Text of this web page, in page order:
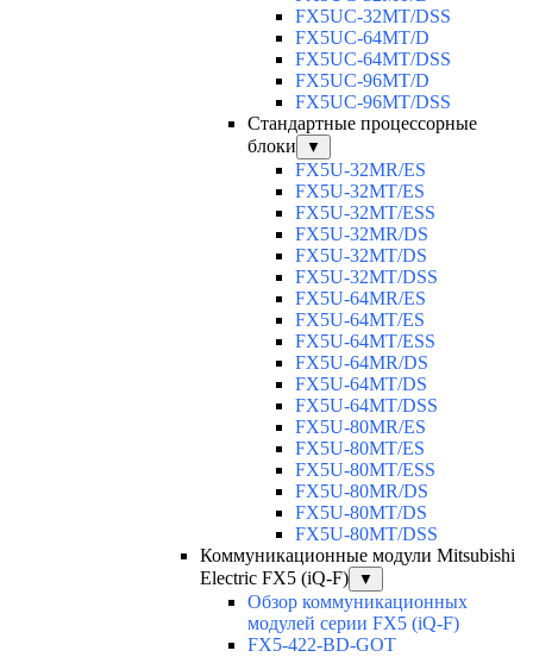
FX5UC-32MT/DSS
FX5UC-64MT/D
FX5UC-64MT/DSS
FX5UC-96MT/D
FX5UC-96MT/DSS
Стандартные процессорные
блоки
▼
FX5U-32MR/ES
FX5U-32MT/ES
FX5U-32MT/ESS
FX5U-32MR/DS
FX5U-32MT/DS
FX5U-32MT/DSS
FX5U-64MR/ES
FX5U-64MT/ES
FX5U-64MT/ESS
FX5U-64MR/DS
FX5U-64MT/DS
FX5U-64MT/DSS
FX5U-80MR/ES
FX5U-80MT/ES
FX5U-80MT/ESS
FX5U-80MR/DS
FX5U-80MT/DS
FX5U-80MT/DSS
Коммуникационные модули Mitsubishi
Electric FX5 (iQ-F)
▼
Обзор коммуникационных
модулей серии FX5 (iQ-F)
FX5-422-BD-GOT